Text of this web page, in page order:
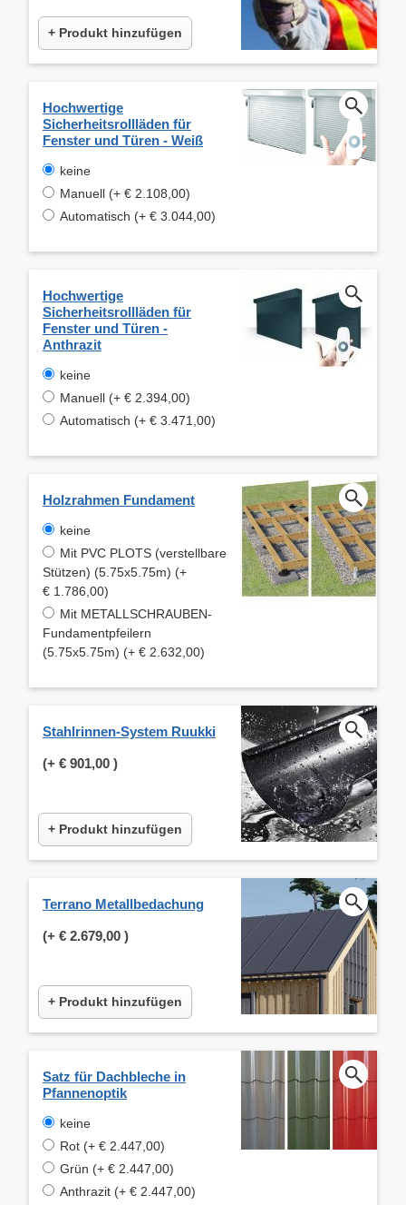
+ Produkt hinzufügen
Hochwertige
Sicherheitsrollläden für
Fenster und Türen - Weiß
keine
Manuell (+ € 2.108,00)
Automatisch (+ € 3.044,00)
Hochwertige
Sicherheitsrollläden für
Fenster und Türen -
Anthrazit
keine
Manuell (+ € 2.394,00)
Automatisch (+ € 3.471,00)
Holzrahmen Fundament
keine
Mit PVC PLOTS (verstellbare
Stützen) (5.75x5.75m) (+
€ 1.786,00)
Mit METALLSCHRAUBEN-
Fundamentpfeilern
(5.75x5.75m) (+ € 2.632,00)
Stahlrinnen-System Ruukki
(+ € 901,00 )
+ Produkt hinzufügen
Terrano Metallbedachung
(+ € 2.679,00 )
+ Produkt hinzufügen
Satz für Dachbleche in
Pfannenoptik
keine
Rot (+ € 2.447,00)
Grün (+ € 2.447,00)
Anthrazit (+ € 2.447,00)